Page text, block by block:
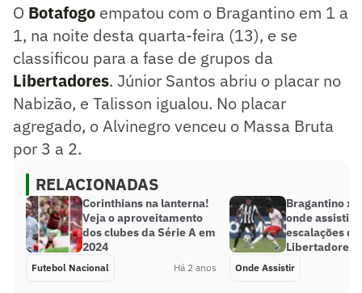
O Botafogo empatou com o Bragantino em 1 a
1, na noite desta quarta-feira (13), e se
classificou para a fase de grupos da
Libertadores. Júnior Santos abriu o placar no
Nabizão, e Talisson igualou. No placar
agregado, o Alvinegro venceu o Massa Bruta
por 3 a 2.
RELACIONADAS
Corinthians na lanterna!
Veja o aproveitamento
dos clubes da Série A em
2024
Futebol Nacional Há 2 anos
Bragantino x
onde assistir,
escalações
Libertadores
Onde Assistir